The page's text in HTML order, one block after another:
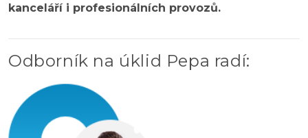
kanceláří i profesionálních provozů.
Odborník na úklid Pepa radí: